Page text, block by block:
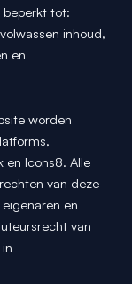
tot:
inhoud,
en
worden
en Icons8. Alle
van deze
en
van